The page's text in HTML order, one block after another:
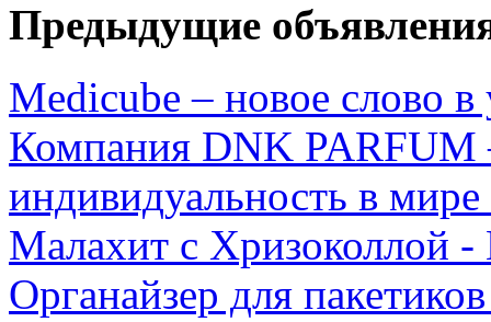
Предыдущие
Medicube – новое слово
Компания DNK
индивидуальность в
Малахит с Хризоколлой
Органайзер для